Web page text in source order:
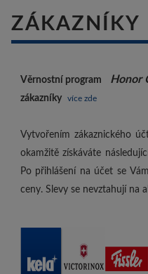
ZÁKAZNÍKY
Věrnostní program Honor
zákazníky více zde
Vytvořením zákaznického
okamžitě získáváte
Po přihlášení na účet se
ceny. Slevy se nevztahují na